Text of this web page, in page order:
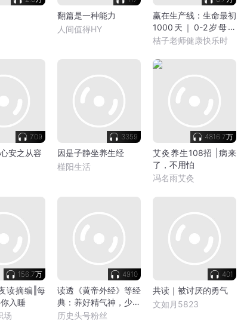
翻篇是一种能力
人间值得HY
赢在生产线：生命最初
1000天｜0-2岁母婴
健康的家庭指南｜每日
桔子老师健康快乐时
709
安之从容
3359
因是子静坐养生经
槿阳生活
4816.7万
艾灸养生108招 |病来
了，不用怕
冯名雨艾灸
156.7万
读摘编‖每
入睡
场
4910
读透《黄帝外经》等经
典：养好精气神，少生
病老得慢
历史头号粉丝
401
共读｜被讨厌的勇气
文如月5823